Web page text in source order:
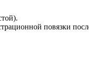
повязки